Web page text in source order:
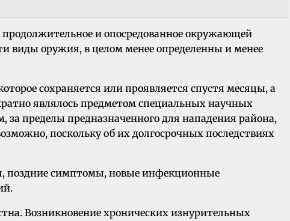
и опосредованное окружающей
виды оружия, в целом менее определенны и менее
сохраняется или проявляется спустя месяцы, а
являлось предметом специальных научных
пределы предназначенного для нападения района,
поскольку об их долгосрочных последствиях
поздние симптомы, новые инфекционные
Возникновение хронических изнурительных